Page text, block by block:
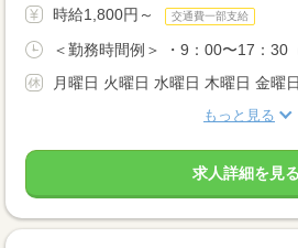
時給1,800円～ 交通費一部支給
＜勤務時間例＞ ・9：00〜17：30
月曜日 火曜日 水曜日 木曜日 金曜
もっと見る
求人詳細を見る